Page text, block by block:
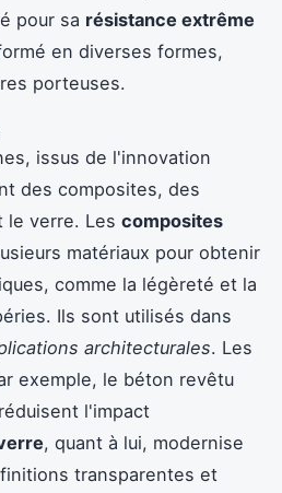
pour sa résistance extrême
en diverses formes,
porteuses.
issus de l'innovation
des composites, des
le verre. Les composites
matériaux pour obtenir
comme la légèreté et la
Ils sont utilisés dans
architecturales. Les
exemple, le béton revêtu
l'impact
, quant à lui, modernise
transparentes et